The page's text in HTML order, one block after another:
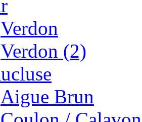
Verdon
Verdon (2)
Aigue Brun